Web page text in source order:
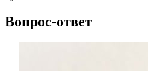
Вопрос-ответ